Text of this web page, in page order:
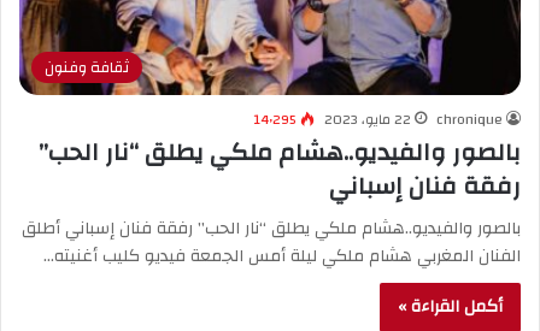
ثقافة وفنون
chronique 22 مايو، 2023 14٬295
بالصور والفيديو..هشام ملكي يطلق “نار الحب”
رفقة فنان إسباني
بالصور والفيديو..هشام ملكي يطلق “نار الحب” رفقة فنان إسباني أطلق
الفنان المغربي هشام ملكي ليلة أمس الجمعة فيديو كليب أغنيته…
أكمل القراءة »